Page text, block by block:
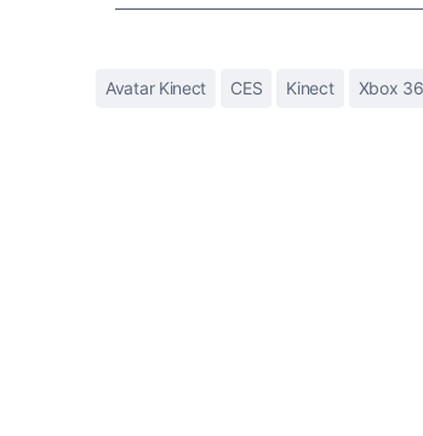
Avatar Kinect CES Kinect Xbox